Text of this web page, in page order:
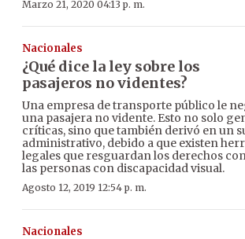
Marzo 21, 2020 04:13 p. m.
Nacionales
¿Qué dice la ley sobre los
pasajeros no videntes?
Una empresa de transporte público le
una pasajera no vidente. Esto no solo
críticas, sino que también derivó en un
administrativo, debido a que existen
legales que resguardan los derechos
las personas con discapacidad visual.
Agosto 12, 2019 12:54 p. m.
Nacionales